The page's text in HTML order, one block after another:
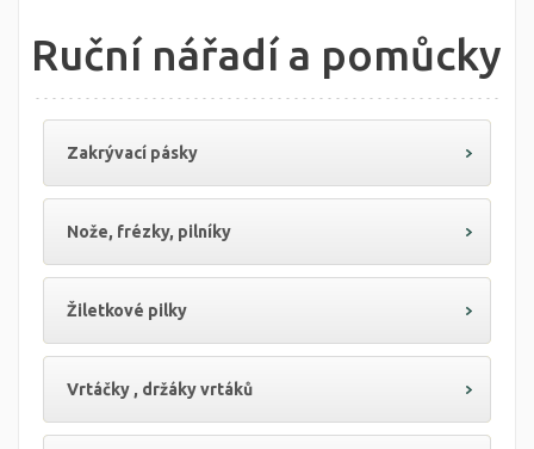
Ruční nářadí a pomůcky
Zakrývací pásky
Nože, frézky, pilníky
Žiletkové pilky
Vrtáčky , držáky vrtáků